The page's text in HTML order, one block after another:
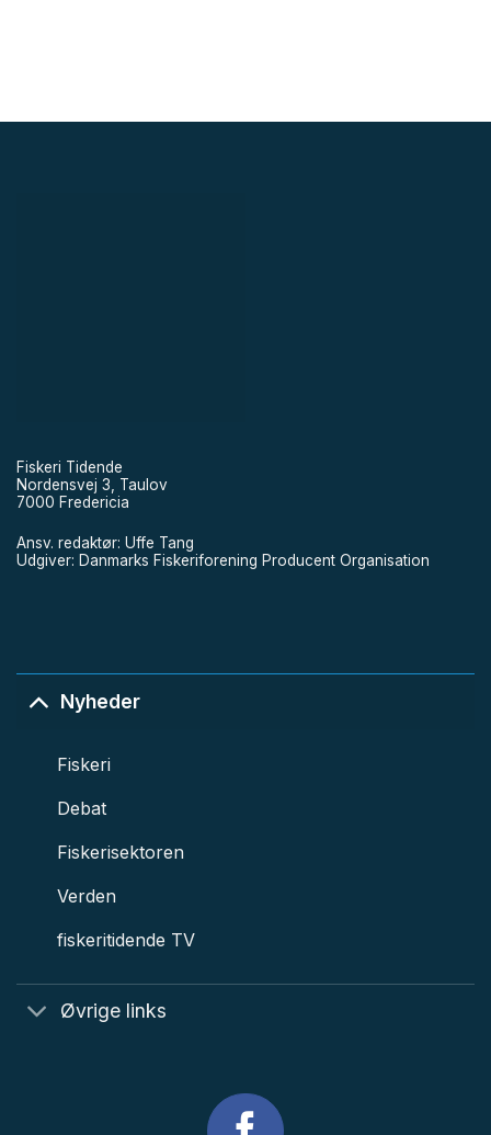
Fiskeri Tidende
Nordensvej 3, Taulov
7000 Fredericia
Ansv. redaktør: Uffe Tang
Udgiver: Danmarks Fiskeriforening Producent Organisation
Nyheder
Fiskeri
Debat
Fiskerisektoren
Verden
fiskeritidende TV
Øvrige links